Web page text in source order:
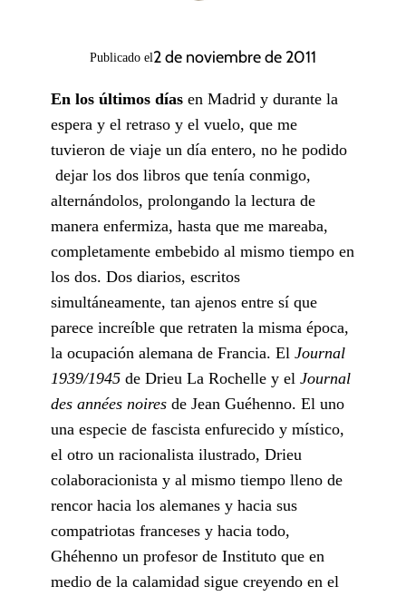
Publicado el2 de noviembre de 2011
En los últimos días en Madrid y durante la
espera y el retraso y el vuelo, que me
tuvieron de viaje un día entero, no he podido
dejar los dos libros que tenía conmigo,
alternándolos, prolongando la lectura de
manera enfermiza, hasta que me mareaba,
completamente embebido al mismo tiempo en
los dos. Dos diarios, escritos
simultáneamente, tan ajenos entre sí que
parece increíble que retraten la misma época,
la ocupación alemana de Francia. El Journal
1939/1945 de Drieu La Rochelle y el Journal
des années noires de Jean Guéhenno. El uno
una especie de fascista enfurecido y místico,
el otro un racionalista ilustrado, Drieu
colaboracionista y al mismo tiempo lleno de
rencor hacia los alemanes y hacia sus
compatriotas franceses y hacia todo,
Ghéhenno un profesor de Instituto que en
medio de la calamidad sigue creyendo en el